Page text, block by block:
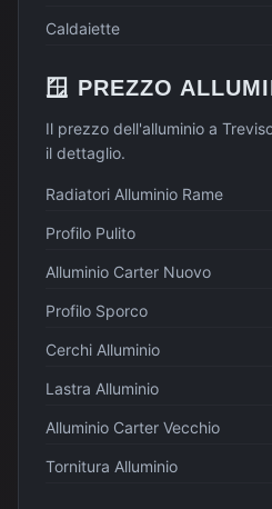
Caldaiette
🪟 PREZZO
Il prezzo dell'alluminio a
il dettaglio.
Radiatori Alluminio Rame
Profilo Pulito
Alluminio Carter Nuovo
Profilo Sporco
Cerchi Alluminio
Lastra Alluminio
Alluminio Carter Vecchio
Tornitura Alluminio